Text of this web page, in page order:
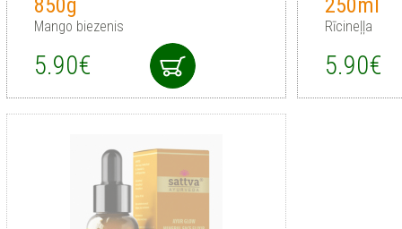
850g
Mango biezenis
5.90€
250ml
Rīcineļļa
5.90€